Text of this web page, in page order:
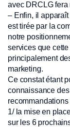
avec DRCLG
– Enfin, il
est tirée par la
notre
services que
principalement
marketing.
Ce constat étant
connaissance
1/ la mise en
sur les 6